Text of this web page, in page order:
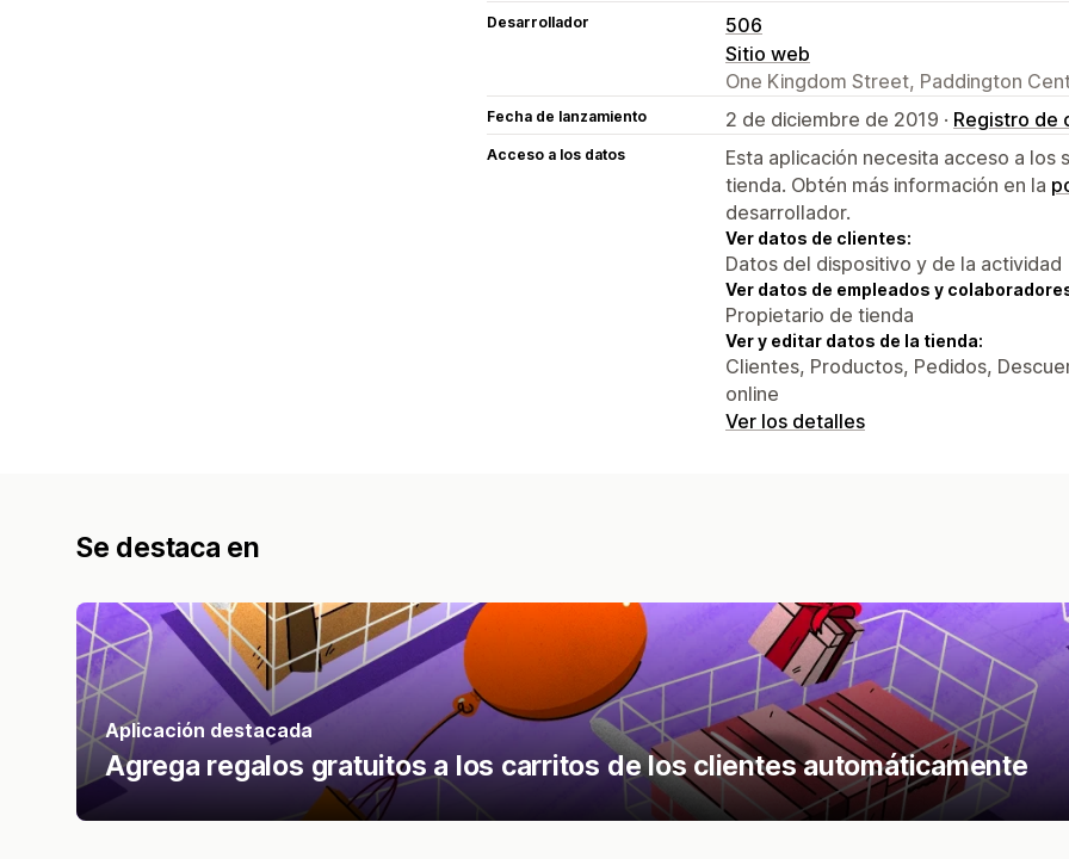
Desarrollador
506
Sitio web
One Kingdom Street, Paddington
Fecha de lanzamiento 2 de diciembre de 2019 · Registro de
Acceso a los datos
Esta aplicación necesita acceso a los
tienda. Obtén más información en la
desarrollador.
Ver datos de clientes:
Datos del dispositivo y de la actividad
Ver datos de empleados y
Propietario de tienda
Ver y editar datos de la tienda:
Clientes, Productos, Pedidos,
online
Ver los detalles
Se destaca en
Aplicación destacada
Agrega regalos gratuitos a los carritos de los clientes automáticamente